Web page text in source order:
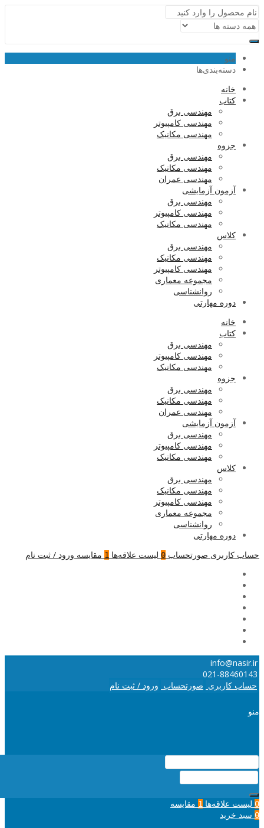
منو
دسته‌بندی‌ها
خانه
کتاب
مهندسی برق
مهندسی کامپیوتر
مهندسی مکانیک
جزوه
مهندسی برق
مهندسی مکانیک
مهندسی عمران
آزمون آزمایشی
مهندسی برق
مهندسی کامپیوتر
مهندسی مکانیک
کلاس
مهندسی برق
مهندسی مکانیک
مهندسی کامپیوتر
مجموعه معماری
روانشناسی
دوره مهارتی
خانه
کتاب
مهندسی برق
مهندسی کامپیوتر
مهندسی مکانیک
جزوه
مهندسی برق
مهندسی مکانیک
مهندسی عمران
آزمون آزمایشی
مهندسی برق
مهندسی کامپیوتر
مهندسی مکانیک
کلاس
مهندسی برق
مهندسی مکانیک
مهندسی کامپیوتر
مجموعه معماری
روانشناسی
دوره مهارتی
حساب کاربری صورتحساب 0 لیست علاقه‌ها 1 مقایسه ورود / ثبت نام
info@nasir.ir
021-88460143
حساب کاربری صورتحساب ورود / ثبت نام
منو
0 لیست علاقه‌ها 1 مقایسه
0 سبد خرید